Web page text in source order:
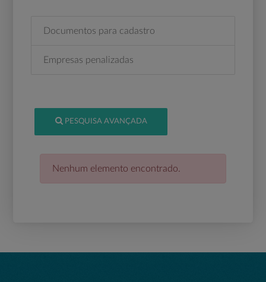
Documentos para cadastro
Empresas penalizadas
PESQUISA AVANÇADA
Nenhum elemento encontrado.